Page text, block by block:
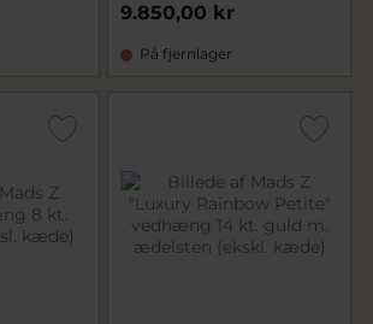
9.850,00 kr
På fjernlager